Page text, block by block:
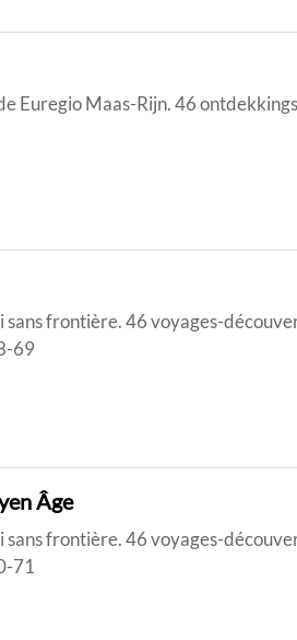
Euregio Maas-Rijn. 46
sans frontière. 46 voyages-
69
Âge
sans frontière. 46 voyages-
71